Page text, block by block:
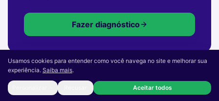
Usamos cookies para entender como você navega no site e melhorar sua
experiência. Saiba mais.
Aceitar todos
Fazer diagnóstico